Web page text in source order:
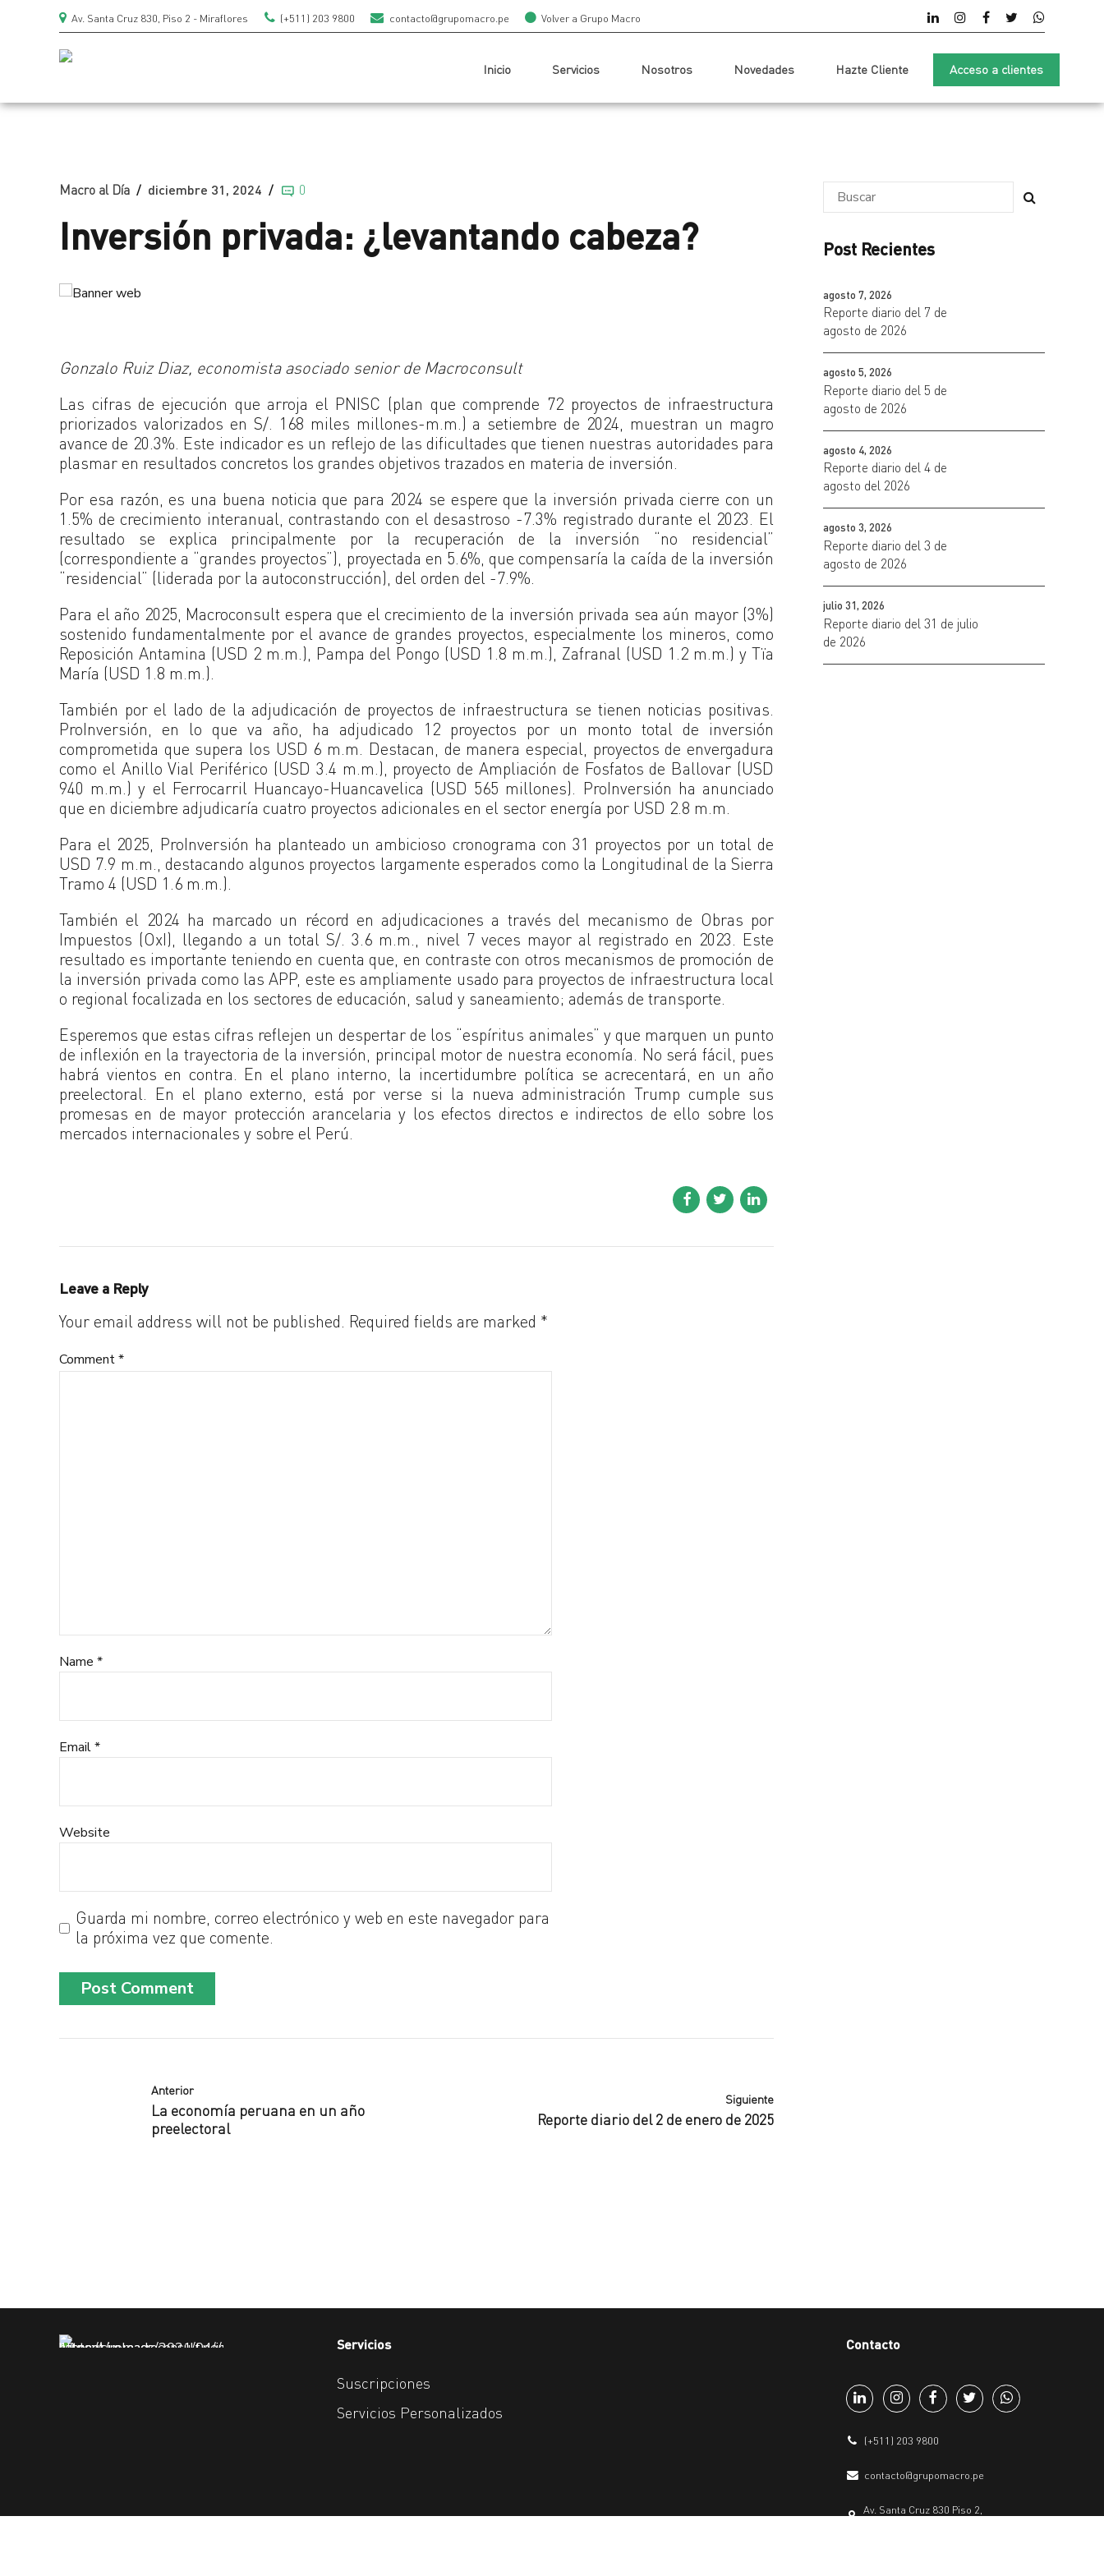
Av. Santa Cruz 830, Piso 2 - Miraflores (+511) 203 9800 contacto@grupomacro.pe Volver a Grupo Macro
Inicio Servicios Nosotros Novedades Hazte Cliente Acceso a clientes
Macro al Día diciembre 31, 2024 0
Inversión privada: ¿levantando cabeza?
Gonzalo Ruiz Diaz, economista asociado senior de Macroconsult
Las cifras de ejecución que arroja el PNISC (plan que comprende 72 proyectos de infraestructura
priorizados valorizados en S/. 168 miles millones-m.m.) a setiembre de 2024, muestran un magro
avance de 20.3%. Este indicador es un reflejo de las dificultades que tienen nuestras autoridades para
plasmar en resultados concretos los grandes objetivos trazados en materia de inversión.
Por esa razón, es una buena noticia que para 2024 se espere que la inversión privada cierre con un
1.5% de crecimiento interanual, contrastando con el desastroso -7.3% registrado durante el 2023. El
resultado se explica principalmente por la recuperación de la inversión “no residencial”
(correspondiente a “grandes proyectos”), proyectada en 5.6%, que compensaría la caída de la inversión
“residencial” (liderada por la autoconstrucción), del orden del -7.9%.
Para el año 2025, Macroconsult espera que el crecimiento de la inversión privada sea aún mayor (3%)
sostenido fundamentalmente por el avance de grandes proyectos, especialmente los mineros, como
Reposición Antamina (USD 2 m.m.), Pampa del Pongo (USD 1.8 m.m.), Zafranal (USD 1.2 m.m.) y Tïa
María (USD 1.8 m.m.).
También por el lado de la adjudicación de proyectos de infraestructura se tienen noticias positivas.
ProInversión, en lo que va año, ha adjudicado 12 proyectos por un monto total de inversión
comprometida que supera los USD 6 m.m. Destacan, de manera especial, proyectos de envergadura
como el Anillo Vial Periférico (USD 3.4 m.m.), proyecto de Ampliación de Fosfatos de Ballovar (USD
940 m.m.) y el Ferrocarril Huancayo-Huancavelica (USD 565 millones). ProInversión ha anunciado
que en diciembre adjudicaría cuatro proyectos adicionales en el sector energía por USD 2.8 m.m.
Para el 2025, ProInversión ha planteado un ambicioso cronograma con 31 proyectos por un total de
USD 7.9 m.m., destacando algunos proyectos largamente esperados como la Longitudinal de la Sierra
Tramo 4 (USD 1.6 m.m.).
También el 2024 ha marcado un récord en adjudicaciones a través del mecanismo de Obras por
Impuestos (OxI), llegando a un total S/. 3.6 m.m., nivel 7 veces mayor al registrado en 2023. Este
resultado es importante teniendo en cuenta que, en contraste con otros mecanismos de promoción de
la inversión privada como las APP, este es ampliamente usado para proyectos de infraestructura local
o regional focalizada en los sectores de educación, salud y saneamiento; además de transporte.
Esperemos que estas cifras reflejen un despertar de los “espíritus animales” y que marquen un punto
de inflexión en la trayectoria de la inversión, principal motor de nuestra economía. No será fácil, pues
habrá vientos en contra. En el plano interno, la incertidumbre política se acrecentará, en un año
preelectoral. En el plano externo, está por verse si la nueva administración Trump cumple sus
promesas en de mayor protección arancelaria y los efectos directos e indirectos de ello sobre los
mercados internacionales y sobre el Perú.
Leave a Reply
Your email address will not be published. Required fields are marked *
Comment*
Name *
Email *
Website
Guarda mi nombre, correo electrónico y web en este navegador para
la próxima vez que comente.
Post Comment
Anterior
La economía peruana en un año
preelectoral
Siguiente
Reporte diario del 2 de enero de 2025
Post Recientes
agosto 7, 2026
Reporte diario del 7 de
agosto de 2026
agosto 5, 2026
Reporte diario del 5 de
agosto de 2026
agosto 4, 2026
Reporte diario del 4 de
agosto del 2026
agosto 3, 2026
Reporte diario del 3 de
agosto de 2026
julio 31, 2026
Reporte diario del 31 de julio
de 2026
Servicios
Suscripciones
Servicios Personalizados
Contacto
(+511) 203 9800
contacto@grupomacro.pe
Av. Santa Cruz 830 Piso 2,